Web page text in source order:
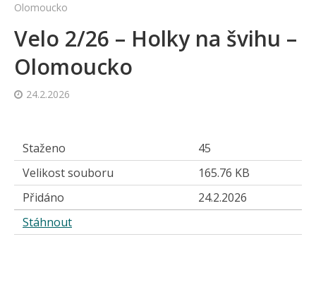
Olomoucko
Velo 2/26 – Holky na švihu –
Olomoucko
24.2.2026
Staženo
45
Velikost souboru
165.76 KB
Přidáno
24.2.2026
Stáhnout